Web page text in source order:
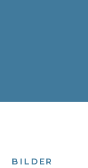
BILDER